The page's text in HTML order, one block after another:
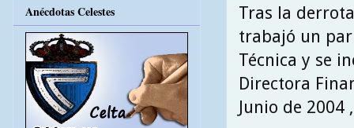
Tras la
trabajó un
Técnica y se
Directora
Junio de
Anécdotas Celestes